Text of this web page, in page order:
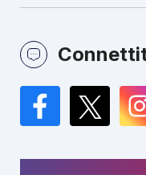
Facebook